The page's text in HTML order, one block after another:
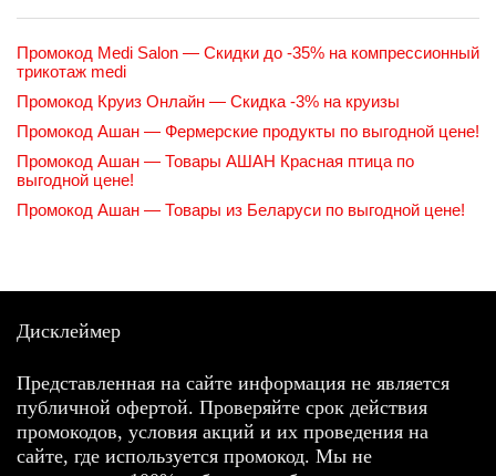
Промокод Medi Salon — Скидки до -35% на компрессионный
трикотаж medi
Промокод Круиз Онлайн — Скидка -3% на круизы
Промокод Ашан — Фермерские продукты по выгодной цене!
Промокод Ашан — Товары АШАН Красная птица по
выгодной цене!
Промокод Ашан — Товары из Беларуси по выгодной цене!
Дисклеймер
Представленная на сайте информация не является
публичной офертой. Проверяйте срок действия
промокодов, условия акций и их проведения на
сайте, где используется промокод. Мы не